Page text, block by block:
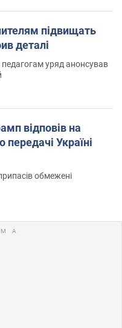
підвищать
деталі
уряд анонсував
відповів на
Україні
обмежені